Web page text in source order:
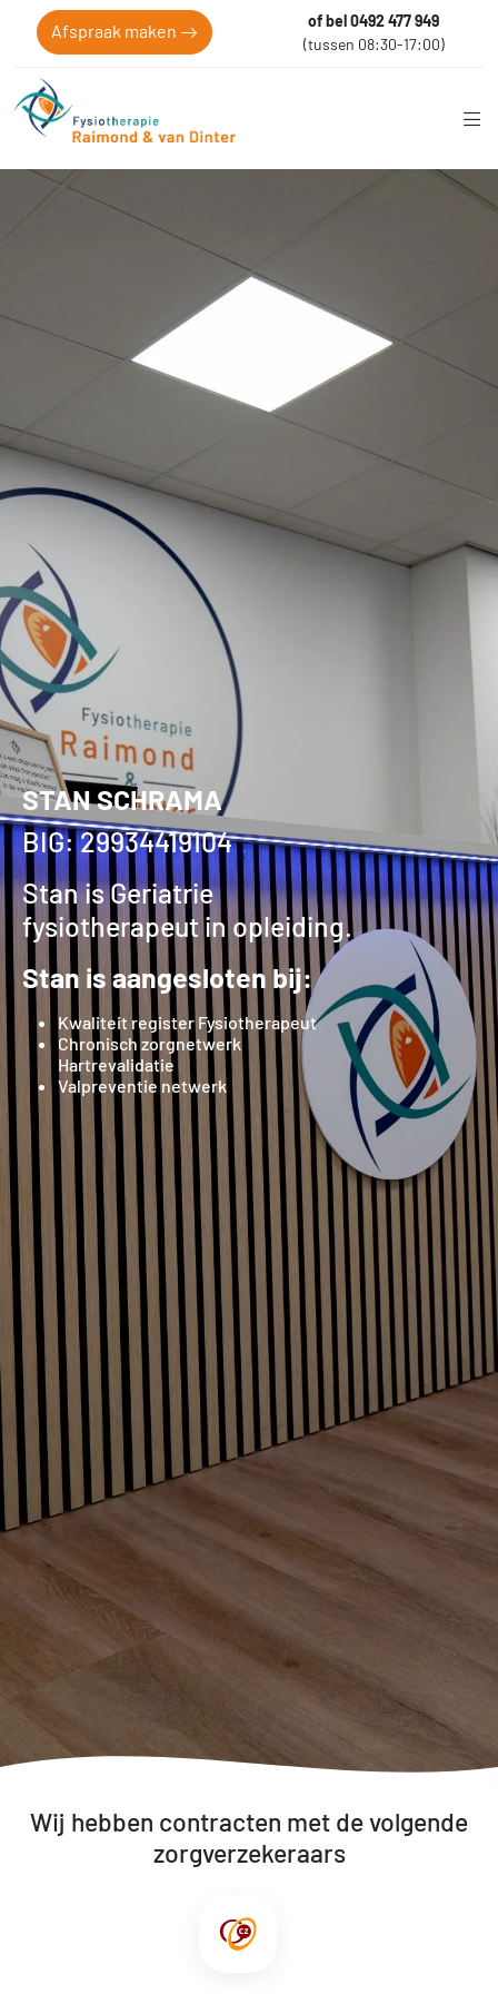
Afspraak maken
of bel 0492 477 949
(tussen 08:30-17:00)
STAN SCHRAMA
BIG: 29934419104
Stan is Geriatrie
fysiotherapeut in opleiding.
Stan is aangesloten bij:
Kwaliteit register Fysiotherapeut
Chronisch zorgnetwerk
Hartrevalidatie
Valpreventie netwerk
Wij hebben contracten met de volgende
zorgverzekeraars